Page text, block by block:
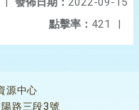
點擊率： 421 |
源中心
路三段3號